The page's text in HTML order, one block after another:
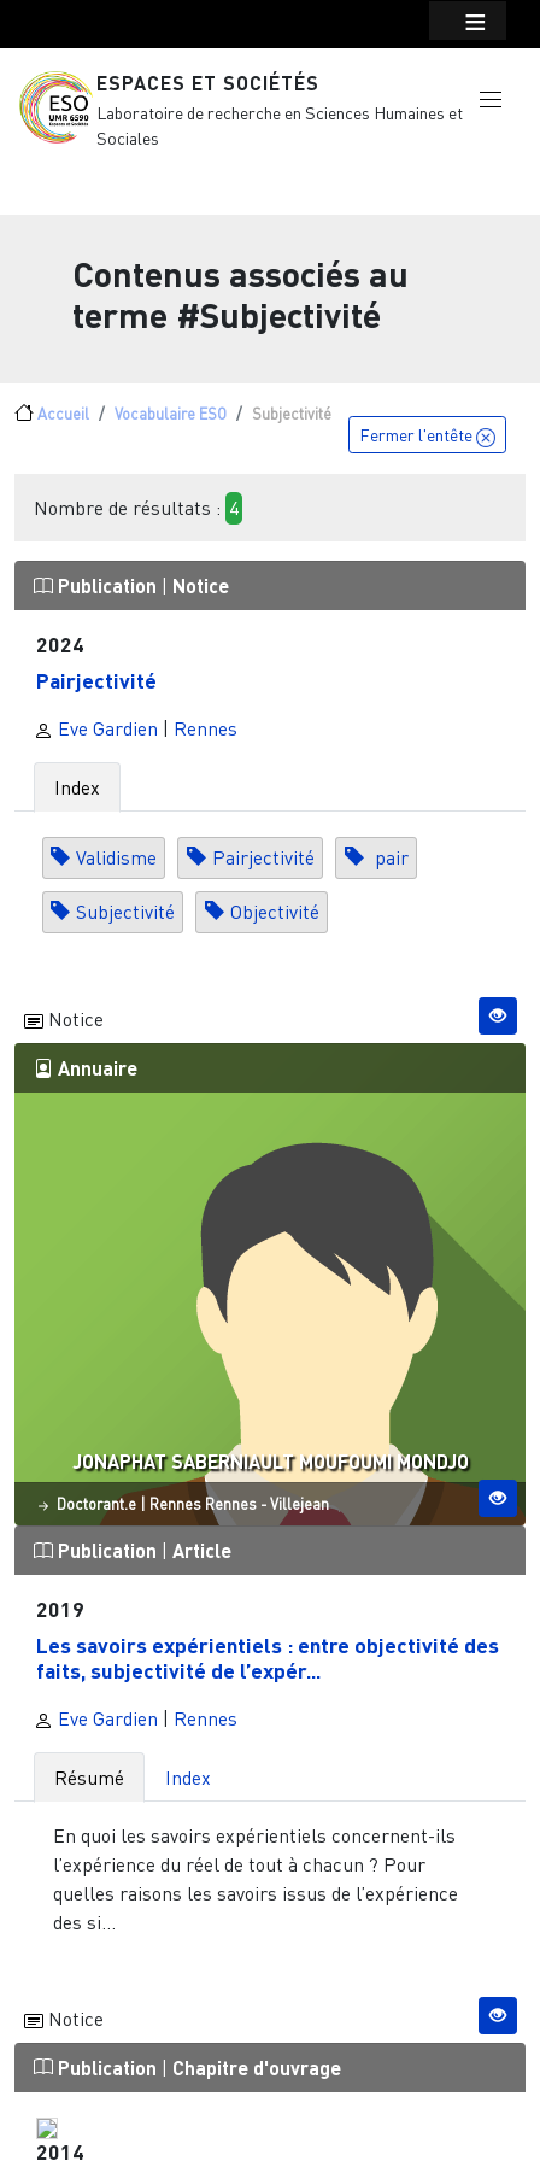
ESPACES ET SOCIÉTÉS
Laboratoire de recherche en Sciences Humaines et
Sociales
Contenus associés au
terme #Subjectivité
Fil d'Ariane
Accueil Vocabulaire ESO Subjectivité
Fermer l'entête
Nombre de résultats : 4
Publication Notice
2024
Pairjectivité
Eve Gardien | Rennes
Index
Validisme Pairjectivité pair
Subjectivité Objectivité
Notice
Annuaire
JONAPHAT SABERNIAULT MOUFOUMI MONDJO
Statut
Doctorant.e Site ESO
Rennes Rennes - Villejean
Publication Article
2019
Les savoirs expérientiels : entre objectivité des
faits, subjectivité de l’expér...
Eve Gardien | Rennes
Résumé Index
En quoi les savoirs expérientiels concernent-ils
l’expérience du réel de tout à chacun ? Pour
quelles raisons les savoirs issus de l’expérience
des si...
Notice
Publication | Chapitre d'ouvrage
2014